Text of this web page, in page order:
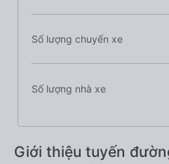
Số lượng chuyến xe
Số lượng nhà xe
Giới thiệu tuyến